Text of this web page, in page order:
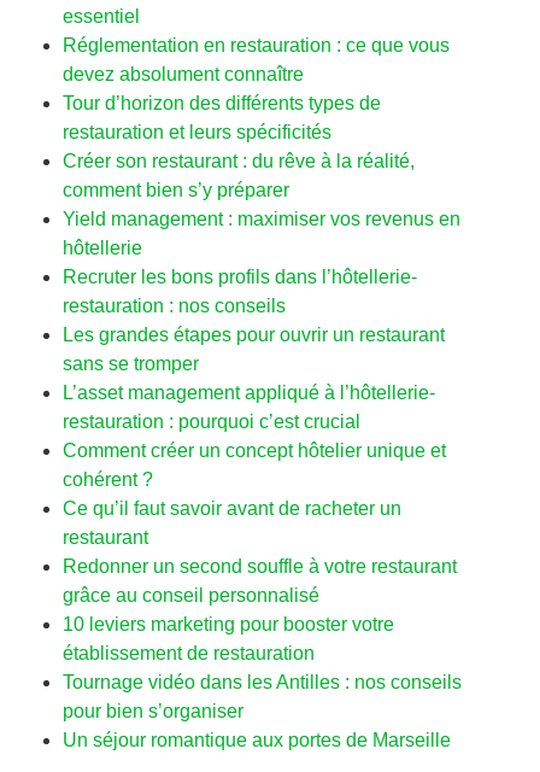
essentiel
Réglementation en restauration : ce que vous
devez absolument connaître
Tour d’horizon des différents types de
restauration et leurs spécificités
Créer son restaurant : du rêve à la réalité,
comment bien s’y préparer
Yield management : maximiser vos revenus en
hôtellerie
Recruter les bons profils dans l’hôtellerie-
restauration : nos conseils
Les grandes étapes pour ouvrir un restaurant
sans se tromper
L’asset management appliqué à l’hôtellerie-
restauration : pourquoi c’est crucial
Comment créer un concept hôtelier unique et
cohérent ?
Ce qu’il faut savoir avant de racheter un
restaurant
Redonner un second souffle à votre restaurant
grâce au conseil personnalisé
10 leviers marketing pour booster votre
établissement de restauration
Tournage vidéo dans les Antilles : nos conseils
pour bien s’organiser
Un séjour romantique aux portes de Marseille